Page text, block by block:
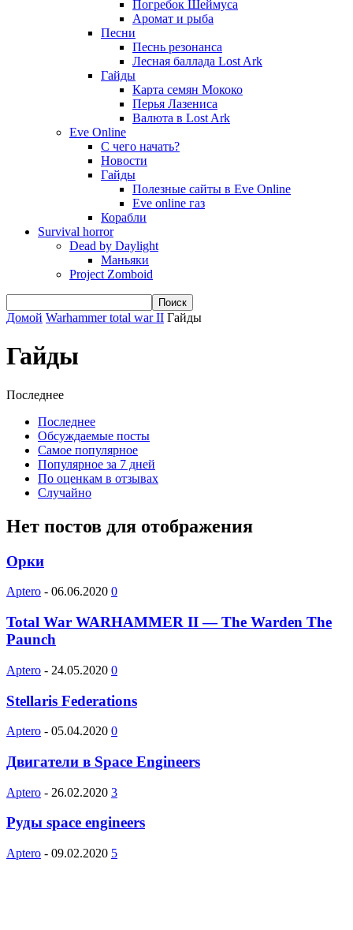
Погребок Шеймуса
Аромат и рыба
Песни
Песнь резонанса
Лесная баллада Lost Ark
Гайды
Карта семян Мококо
Перья Лазениса
Валюта в Lost Ark
Eve Online
С чего начать?
Новости
Гайды
Полезные сайты в Eve Online
Eve online газ
Корабли
Survival horror
Dead by Daylight
Маньяки
Project Zomboid
Домой Warhammer total war II Гайды
Гайды
Последнее
Последнее
Обсуждаемые посты
Самое популярное
Популярное за 7 дней
По оценкам в отзывах
Случайно
Нет постов для отображения
Орки
Aptero - 06.06.2020 0
Total War WARHAMMER II — The Warden The
Paunch
Aptero - 24.05.2020 0
Stellaris Federations
Aptero - 05.04.2020 0
Двигатели в Space Engineers
Aptero - 26.02.2020 3
Руды space engineers
Aptero - 09.02.2020 5